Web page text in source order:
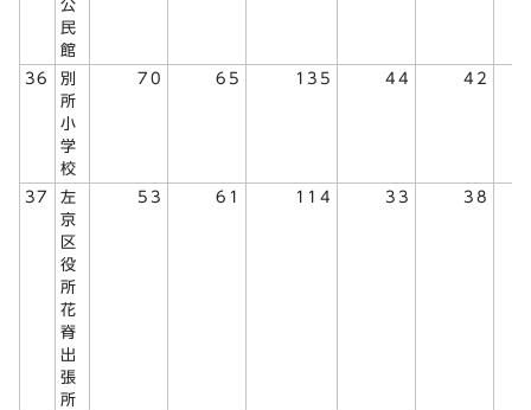
公
民
館
36
別
所
小
学
校
70 65 135 44 42
37
左
京
区
役
所
花
脊
出
張
所
53 61 114 33 38